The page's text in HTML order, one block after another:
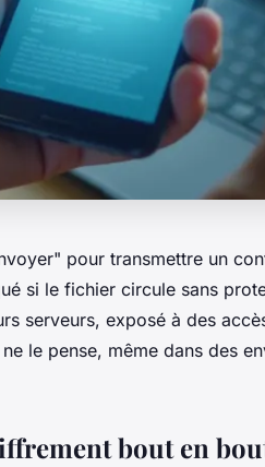
pour transmettre un
si le fichier circule sans
serveurs, exposé à des
le pense, même dans des
bout en